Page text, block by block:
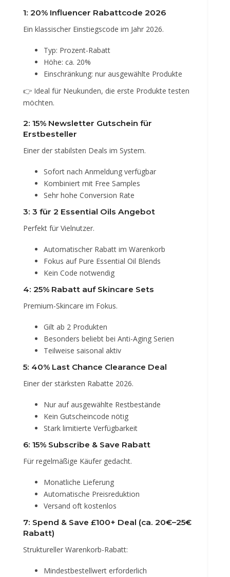
1: 20% Influencer Rabattcode 2026
Ein klassischer Einstiegscode im Jahr 2026.
Typ: Prozent-Rabatt
Höhe: ca. 20%
Einschränkung: nur ausgewählte Produkte
👉 Ideal für Neukunden, die erste Produkte testen
möchten.
2: 15% Newsletter Gutschein für
Erstbesteller
Einer der stabilsten Deals im System.
Sofort nach Anmeldung verfügbar
Kombiniert mit Free Samples
Sehr hohe Conversion Rate
3: 3 für 2 Essential Oils Angebot
Perfekt für Vielnutzer.
Automatischer Rabatt im Warenkorb
Fokus auf Pure Essential Oil Blends
Kein Code notwendig
4: 25% Rabatt auf Skincare Sets
Premium-Skincare im Fokus.
Gilt ab 2 Produkten
Besonders beliebt bei Anti-Aging Serien
Teilweise saisonal aktiv
5: 40% Last Chance Clearance Deal
Einer der stärksten Rabatte 2026.
Nur auf ausgewählte Restbestände
Kein Gutscheincode nötig
Stark limitierte Verfügbarkeit
6: 15% Subscribe & Save Rabatt
Für regelmäßige Käufer gedacht.
Monatliche Lieferung
Automatische Preisreduktion
Versand oft kostenlos
7: Spend & Save £100+ Deal (ca. 20€–25€
Rabatt)
Struktureller Warenkorb-Rabatt:
Mindestbestellwert erforderlich